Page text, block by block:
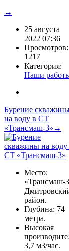
→
25 августа
2022 07:36
Просмотров:
1217
Категория:
Наши
Бурение
на воду в СТ
«Трансмаш-3»→
Место:
«Трансмаш-
район.
Глубина: 74
метра.
Высокая
3,7 м3/час.